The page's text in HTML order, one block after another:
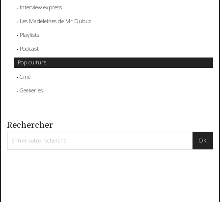
Interview express
Les Madeleines de Mr Dubuc
Playlists
Podcast
Pop culture
Ciné
Geekeries
Rechercher